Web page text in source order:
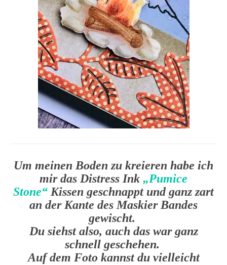
Um meinen Boden zu kreieren habe ich
mir das Distress Ink „Pumice
Stone“ Kissen geschnappt und ganz zart
an der Kante des Maskier Bandes
gewischt.
Du siehst also, auch das war ganz
schnell geschehen.
Auf dem Foto kannst du vielleicht